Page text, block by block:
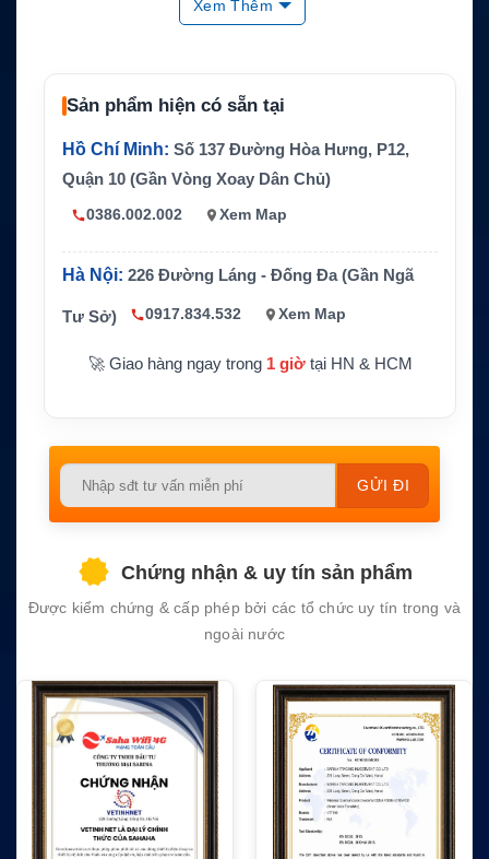
Chức nă
ng điều k
hiển
c turn radius
Track Co
ntrol
Sperry Marine IBS hoặc VisionMaster FT EC
Giao tiếp
RS-422, IEC 61162-1, IEC 61162-3 CAN, VD
Nguồn v
-15°C đến +55°C
uyệt
Xem Thêm
Sản phẩm hiện có sẵn tại
Hồ Chí Minh: Số 137 Đường Hòa Hưng, P12,
Quận 10 (Gần Vòng Xoay Dân Chủ)
0386.002.002 Xem Map
Hà Nội: 226 Đường Láng - Đống Đa (Gần Ngã
Tư Sở) 0917.834.532 Xem Map
🚀 Giao hàng ngay trong 1 giờtại HN & HCM
Please
empty.
Chứng nhận & uy tín sản phẩm
Được kiểm chứng & cấp phép bởi các tổ chức uy tín trong và
ngoài nước